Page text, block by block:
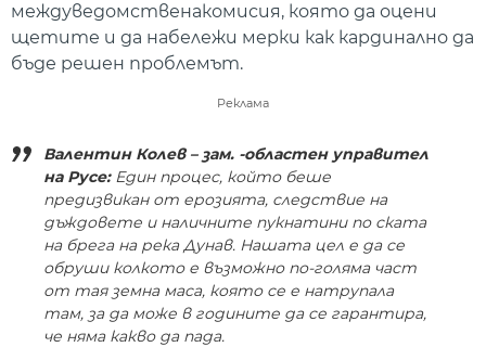
междуведомственакомисия, която да оцени
щетите и да набележи мерки как кардинално да
бъде решен проблемът.
Реклама
Валентин Колев – зам. -областен управител
на Русе: Един процес, който беше
предизвикан от ерозията, следствие на
дъждовете и наличните пукнатини по ската
на брега на река Дунав. Нашата цел е да се
обруши колкото е възможно по-голяма част
от тая земна маса, която се е натрупала
там, за да може в годините да се гарантира,
че няма какво да пада.